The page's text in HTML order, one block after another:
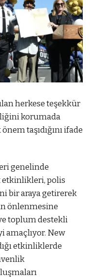
herkese teşekkür
korumada
taşıdığını ifade
genelinde
polis
bir araya getirerek
önlenmesine
toplum destekli
amaçlıyor. New
etkinliklerde